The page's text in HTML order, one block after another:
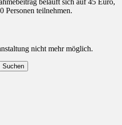
beläuft sich auf 45 Euro,
Personen teilnehmen.
nicht mehr möglich.